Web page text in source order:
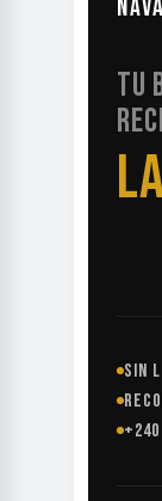
TU
SIN
+240